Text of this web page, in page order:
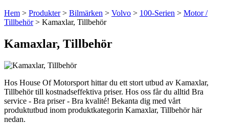
Hem > Produkter> Bilmärken > Volvo > 100-Serien > Motor /
Tillbehör> Kamaxlar, Tillbehör
Kamaxlar, Tillbehör
Hos House Of Motorsport hittar du ett stort utbud av Kamaxlar,
Tillbehör till kostnadseffektiva priser. Hos oss får du alltid Bra
service - Bra priser - Bra kvalité! Bekanta dig med vårt
produktutbud inom produktkategorin Kamaxlar, Tillbehör här
nedan.